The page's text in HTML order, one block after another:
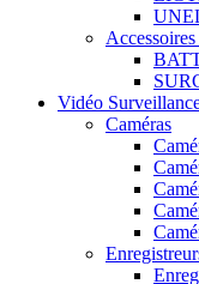
Vidéo
Caméras